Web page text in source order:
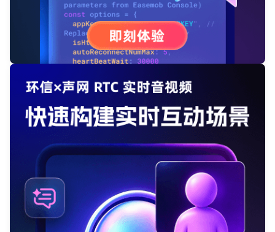
我已阅读并同意通讯云服务条款 和通讯云隐私政策
登录即时通讯云